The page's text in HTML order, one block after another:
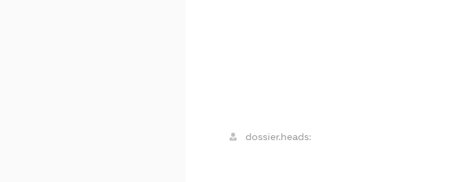
dossier.heads: